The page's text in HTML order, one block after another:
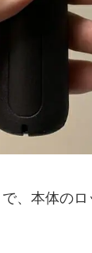
、本体のロ